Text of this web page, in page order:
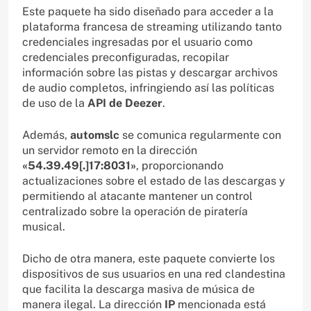
Este paquete ha sido diseñado para acceder a la
plataforma francesa de streaming utilizando tanto
credenciales ingresadas por el usuario como
credenciales preconfiguradas, recopilar
información sobre las pistas y descargar archivos
de audio completos, infringiendo así las políticas
de uso de la API de Deezer.
Además, automslc se comunica regularmente con
un servidor remoto en la dirección
«54.39.49[.]17:8031», proporcionando
actualizaciones sobre el estado de las descargas y
permitiendo al atacante mantener un control
centralizado sobre la operación de piratería
musical.
Dicho de otra manera, este paquete convierte los
dispositivos de sus usuarios en una red clandestina
que facilita la descarga masiva de música de
manera ilegal. La dirección IP mencionada está